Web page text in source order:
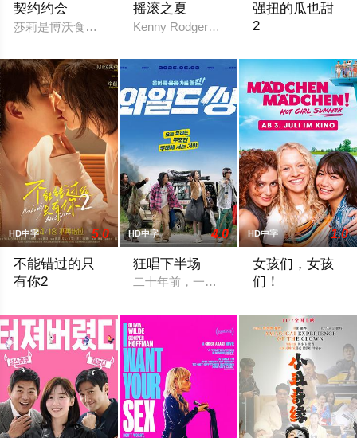
契约约会
莎莉是博沃食品公司的食品分析师，如今陷入财务困境，她答
摇滚之夏
Kenny Rodgers Royce honors his late
强扭的瓜也甜
2
HD中字 5.0
不能错过的只
有你2
HD中字 4.0
狂唱下半场
二十年前，一桩丑闻拆散了千禧年初期当
HD中字 1.0
女孩们，女孩
们！